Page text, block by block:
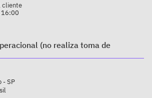
cliente
16:00
(no realiza toma de
- SP